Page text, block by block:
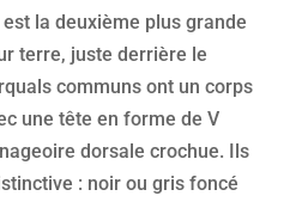
la deuxième plus grande
terre, juste derrière le
communs ont un corps
une tête en forme de V
dorsale crochue. Ils
: noir ou gris foncé